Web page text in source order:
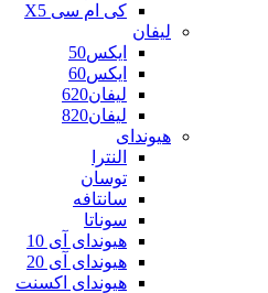
کی ام سی X5
لیفان
ایکس50
ایکس60
لیفان620
لیفان820
هیوندای
النترا
توسان
سانتافه
سوناتا
هیوندای آی 10
هیوندای آی 20
هیوندای اکسنت